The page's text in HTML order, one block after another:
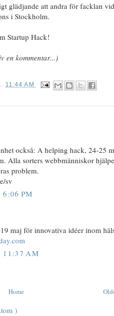
glädjande att andra för facklan
i Stockholm.
Startup Hack!
en kommentar...)
11:44 AM
också: A helping hack, 24-25
Alla sorters webbmänniskor
problem.
sv
PM
maj för innovativa idéer inom
11:37 AM
Home
)